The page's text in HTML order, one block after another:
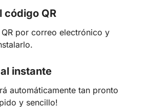
código QR
por correo electrónico y
instante
automáticamente tan pronto
y sencillo!